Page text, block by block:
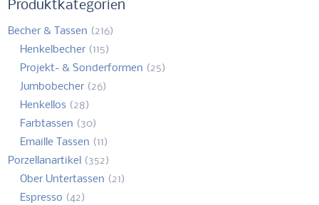
Produktkategorien
Becher & Tassen (216)
Henkelbecher (115)
Projekt- & Sonderformen (25)
Jumbobecher (26)
Henkellos (28)
Farbtassen (30)
Emaille Tassen (11)
Porzellanartikel (352)
Ober Untertassen (21)
Espresso (42)